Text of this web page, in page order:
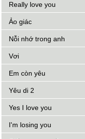
Really love you
Ảo giác
Nỗi nhớ trong anh
Vơi
Em còn yêu
Yêu di 2
Yes I love you
I'm losing you